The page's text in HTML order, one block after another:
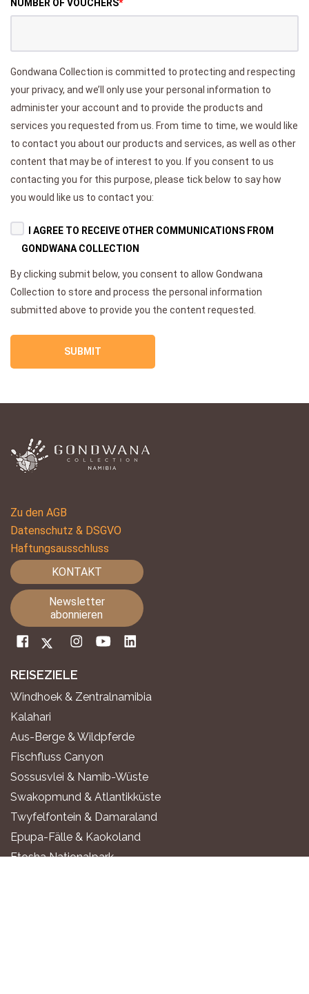
NUMBER OF VOUCHERS*
Gondwana Collection is committed to protecting and respecting
your privacy, and we’ll only use your personal information to
administer your account and to provide the products and
services you requested from us. From time to time, we would like
to contact you about our products and services, as well as other
content that may be of interest to you. If you consent to us
contacting you for this purpose, please tick below to say how
you would like us to contact you:
I AGREE TO RECEIVE OTHER COMMUNICATIONS FROM
GONDWANA COLLECTION
By clicking submit below, you consent to allow Gondwana
Collection to store and process the personal information
submitted above to provide you the content requested.
Zu den AGB
Datenschutz & DSGVO
Haftungsausschluss
KONTAKT
Newsletter
abonnieren
REISEZIELE
Windhoek & Zentralnamibia
Kalahari
Aus-Berge & Wildpferde
Fischfluss Canyon
Sossusvlei & Namib-Wüste
Swakopmund & Atlantikküste
Twyfelfontein & Damaraland
Epupa-Fälle & Kaokoland
Etosha Nationalpark